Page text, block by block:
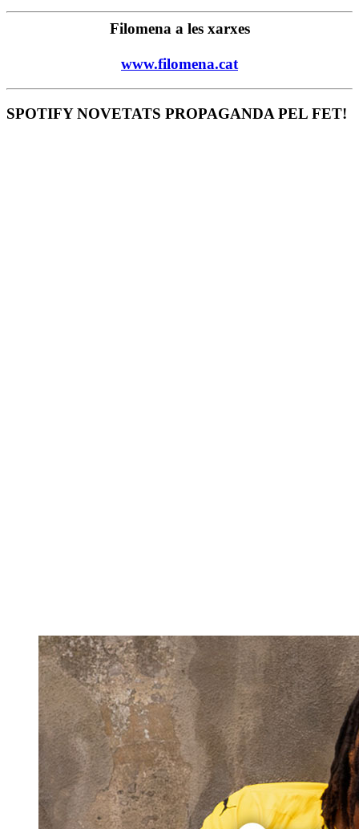
Filomena a les xarxes
www.filomena.cat
SPOTIFY NOVETATS PROPAGANDA PEL FET!